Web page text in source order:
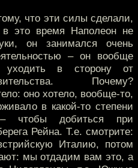
что эти силы сделали,
это время Наполеон не
он занимался очень
– он вообще
уходить в сторону от
Почему?
оно хотело, вообще-то,
в какой-то степени
чтобы добиться при
Рейна. Т.е. смотрите:
Италию, потом
мы отдадим вам это, а